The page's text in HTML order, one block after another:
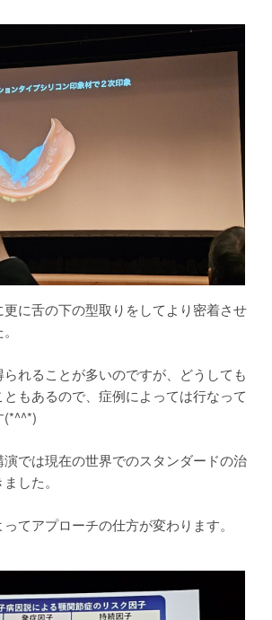
に舌の下の型取りをしてより密着させ
れることが多いのですが、どうしても
もあるので、症例によっては行なって
(*^^*)
演では現在の世界でのスタンダードの治
した。
てアプローチの仕方が変わります。